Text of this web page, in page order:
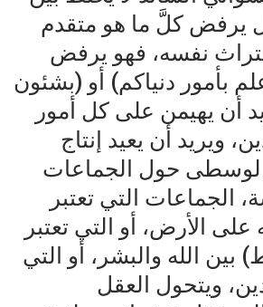
يرفض كلَّ ما هو متقدم
نفسه، فهو يرفض
بأمور دنياكم) أو (بشئون
أن يهيمن على كل أمور
ويريد أن يعيد إنتاج
الوسطى حول الجماعات
الجماعات التي تعتبر
الأرض، أو التي تعتبر
بين الله والبشر، أو التي
ويتحول العقل